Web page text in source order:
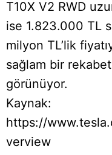
T10X V2 RWD
ise 1.823.000 TL
milyon TL’lik
sağlam bir
görünüyor.
Kaynak:
https://
verview